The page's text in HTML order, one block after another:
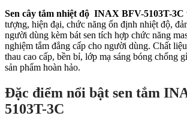
Sen cây tắm nhiệt độ INAX BFV-5103T-3C
tượng, hiện đại, chức năng ổn định nhiệt độ,
người dùng kèm bát sen tích hợp chức năng
nghiệm tắm đẳng cấp cho người dùng. Chất
thau cao cấp, bền bỉ, lớp mạ sáng bóng chống
sản phẩm hoàn hảo.
Đặc điểm nổi bật sen tắm
5103T-3C